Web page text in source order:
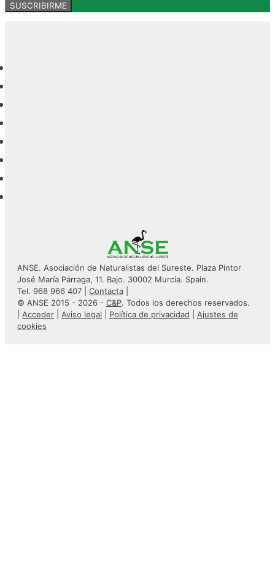
ANSE. Asociación de Naturalistas del Sureste. Plaza Pintor
José María Párraga, 11. Bajo. 30002 Murcia. Spain.
Tel. 968 966 407 | Contacta
© ANSE 2015 - 2026 - C&P. Todos los derechos reservados.
Acceder Aviso legal Política de privacidad
Ajustes de
cookies